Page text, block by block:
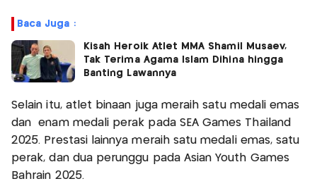
Baca Juga :
Kisah Heroik Atlet MMA Shamil Musaev,
Tak Terima Agama Islam Dihina hingga
Banting Lawannya
Selain itu, atlet binaan juga meraih satu medali emas
dan enam medali perak pada SEA Games Thailand
2025. Prestasi lainnya meraih satu medali emas, satu
perak, dan dua perunggu pada Asian Youth Games
Bahrain 2025.